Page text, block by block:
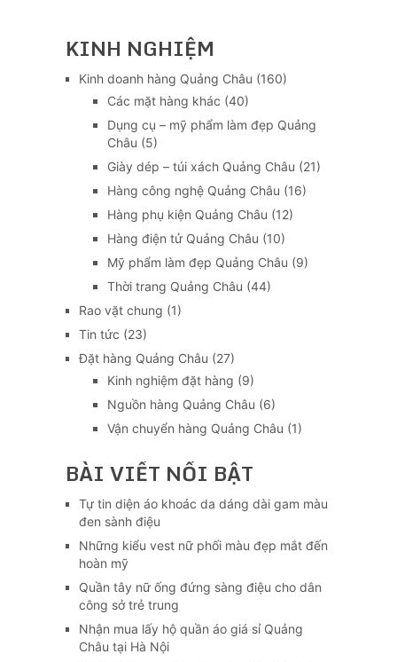
KINH NGHIỆM
Kinh doanh hàng Quảng Châu (160)
Các mặt hàng khác (40)
Dụng cụ – mỹ phẩm làm đẹp Quảng
Châu (5)
Giày dép – túi xách Quảng Châu (21)
Hàng công nghệ Quảng Châu (16)
Hàng phụ kiện Quảng Châu (12)
Hàng điện tử Quảng Châu (10)
Mỹ phẩm làm đẹp Quảng Châu (9)
Thời trang Quảng Châu (44)
Rao vặt chung (1)
Tin tức (23)
Đặt hàng Quảng Châu (27)
Kinh nghiệm đặt hàng (9)
Nguồn hàng Quảng Châu (6)
Vận chuyển hàng Quảng Châu (1)
BÀI VIẾT NỔI BẬT
Tự tin diện áo khoác da dáng dài gam màu
đen sành điệu
Những kiểu vest nữ phối màu đẹp mắt đến
hoàn mỹ
Quần tây nữ ống đứng sàng điệu cho dân
công sở trẻ trung
Nhận mua lấy hộ quần áo giá sỉ Quảng
Châu tại Hà Nội